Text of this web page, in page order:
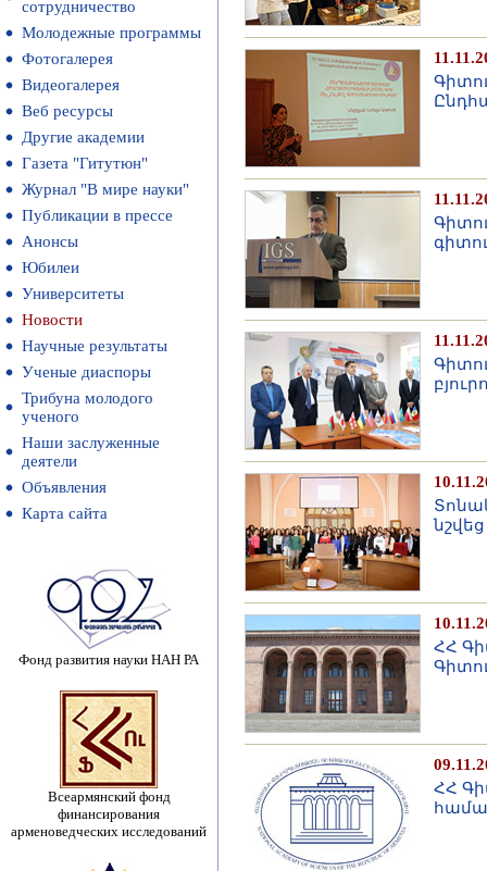
сотрудничество
Молодежные программы
Фотогалерея
Видеогалерея
Веб ресурсы
Другие академии
Газета "Гитутюн"
Журнал "В мире науки"
Публикации в прессе
Анонсы
Юбилеи
Университеты
Новости
Научные результаты
Ученые диаспоры
Трибуна молодого
ученого
Наши заслуженные
деятели
Объявления
Карта сайта
Фонд развития науки НАН РА
Всеармянский фонд
финансирования
арменоведческих исследований
ՀՀ
ՀՀ